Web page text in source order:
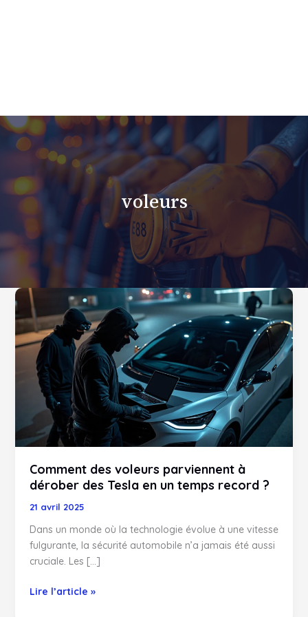
voleurs
Comment des voleurs parviennent à
dérober des Tesla en un temps record ?
21 avril 2025
Dans un monde où la technologie évolue à une vitesse
fulgurante, la sécurité automobile n’a jamais été aussi
cruciale. Les […]
Comment
des
voleurs
parviennent
dérober
des
Tesla
en
un
record
?
Lire l’article »